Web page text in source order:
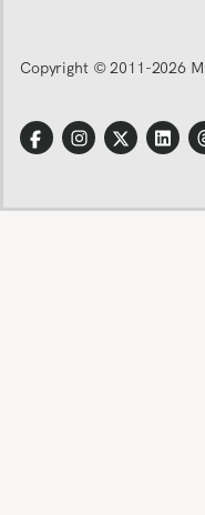
Copyright © 2011-2026